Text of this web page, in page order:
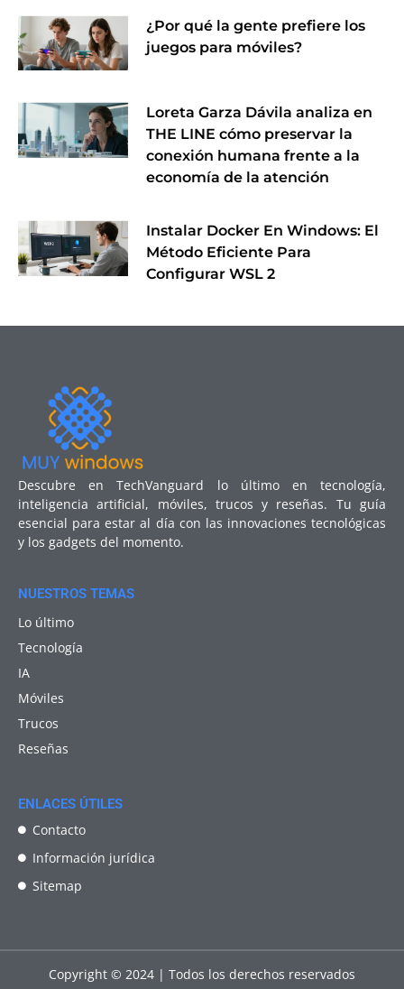
¿Por qué la gente prefiere los
juegos para móviles?
Loreta Garza Dávila analiza en
THE LINE cómo preservar la
conexión humana frente a la
economía de la atención
Instalar Docker En Windows: El
Método Eficiente Para
Configurar WSL 2
Descubre en TechVanguard lo último en tecnología,
inteligencia artificial, móviles, trucos y reseñas. Tu guía
esencial para estar al día con las innovaciones tecnológicas
y los gadgets del momento.
NUESTROS TEMAS
Lo último
Tecnología
IA
Móviles
Trucos
Reseñas
ENLACES ÚTILES
Contacto
Información jurídica
Sitemap
Copyright © 2024 | Todos los derechos reservados